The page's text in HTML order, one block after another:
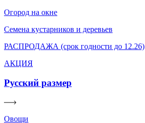
Огород на окне
Семена кустарников и деревьев
РАСПРОДАЖА (срок годности до 12.26)
АКЦИЯ
Русский размер
Овощи